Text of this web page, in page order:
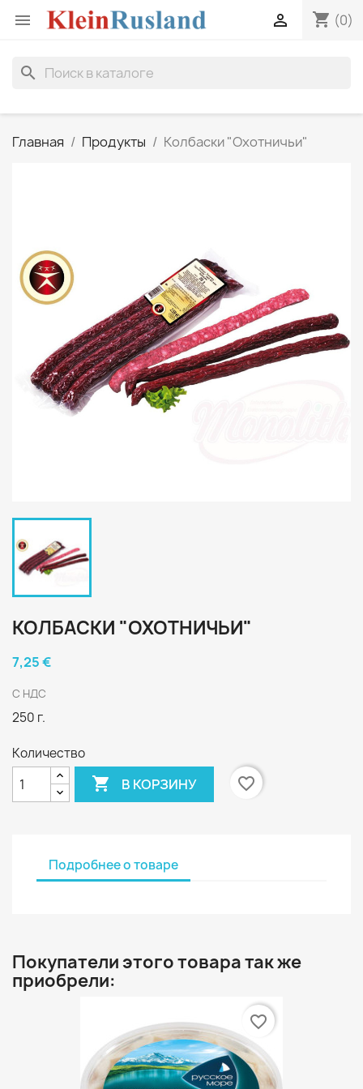
 shopping_cart (0)

search
Главная Продукты Колбаски "Охотничьи"
КОЛБАСКИ "ОХОТНИЧЬИ"
7,25 €
С НДС
250 г.
Количество
 В КОРЗИНУ favorite_border
Подробнее о товаре
Покупатели этого товара так же
приобрели:
favorite_border